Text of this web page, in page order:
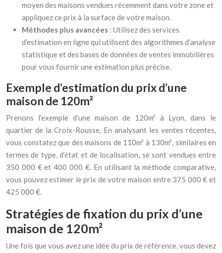
moyen des maisons vendues récemment dans votre zone et
appliquez ce prix à la surface de votre maison.
Méthodes plus avancées : Utilisez des services
d’estimation en ligne qui utilisent des algorithmes d’analyse
statistique et des bases de données de ventes immobilières
pour vous fournir une estimation plus précise.
Exemple d’estimation du prix d’une
maison de 120m²
Prenons l’exemple d’une maison de 120m² à Lyon, dans le
quartier de la Croix-Rousse. En analysant les ventes récentes,
vous constatez que des maisons de 110m² à 130m², similaires en
termes de type, d’état et de localisation, se sont vendues entre
350 000 € et 400 000 €. En utilisant la méthode comparative,
vous pouvez estimer le prix de votre maison entre 375 000 € et
425 000 €.
Stratégies de fixation du prix d’une
maison de 120m²
Une fois que vous avez une idée du prix de référence, vous devez